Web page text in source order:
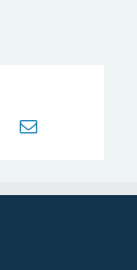
Pinterest
E-